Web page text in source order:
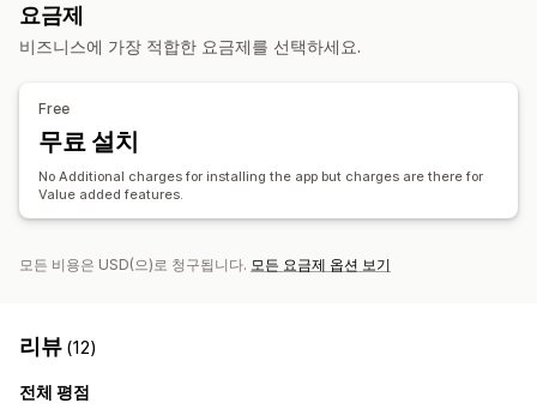
전자 제품
반려동물 제품 가구
인도
요금제
비즈니스에 가장 적합한 요금제를 선택하세요.
Free
무료 설치
No Additional charges for installing the app but charges are there for
Value added features.
모든 비용은 USD(으)로 청구됩니다. 모든 요금제 옵션 보기
리뷰 (12)
전체 평점